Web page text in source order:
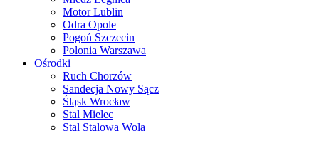
Motor Lublin
Odra Opole
Pogoń Szczecin
Polonia Warszawa
Ośrodki
Ruch Chorzów
Sandecja Nowy Sącz
Śląsk Wrocław
Stal Mielec
Stal Stalowa Wola